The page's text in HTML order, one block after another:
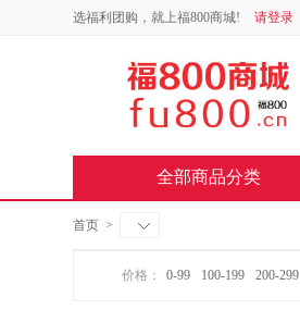
选福利团购，就上福800商城! 请登录
全部商品分类
首页 >
价格： 0-99 100-199 200-299